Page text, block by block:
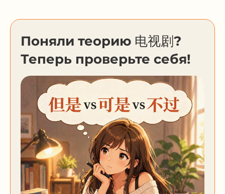
Поняли теорию 电视剧?
Теперь проверьте себя!